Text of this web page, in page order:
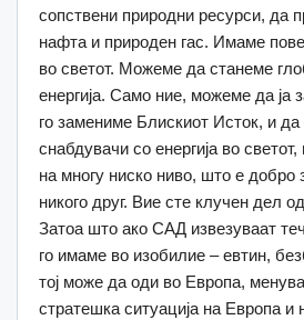
сопствени природни ресурси, да
нафта и природен гас. Имаме
во светот. Можеме да станеме
енергија. Само ние, можеме да ја
го замениме Блискиот Исток, и
снабдувачи со енергија во светот,
на многу ниско ниво, што е добро
никого друг. Вие сте клучен дел
Затоа што ако САД извезуваат
го имаме во изобилие – евтин,
тој може да оди во Европа,
стратешка ситуација на Европа и